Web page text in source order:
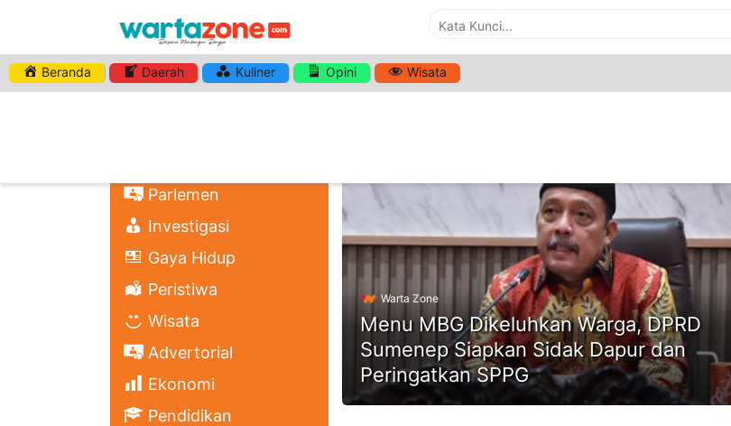
Beranda Daerah Kuliner Opini Wisata
Parlemen
Investigasi
Gaya Hidup
Peristiwa
Wisata
Advertorial
Ekonomi
Pendidikan
HASHTAG:DPRD SUMENEP SIDAK MBG
Warta Zone
Menu MBG Dikeluhkan Warga, DPRD
Sumenep Siapkan Sidak Dapur dan
Peringatkan SPPG